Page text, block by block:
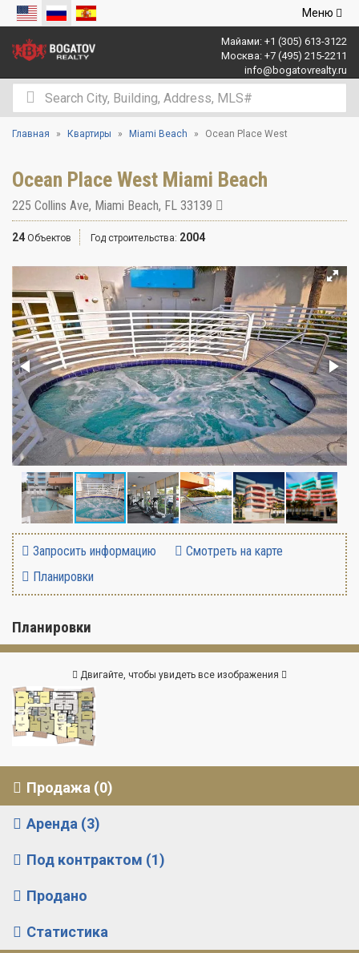
Открыть
Меню
Майами: +1 (305) 613-3122
Москва: +7 (495) 215-2211
info@bogatovrealty.ru
Главная Квартиры Miami Beach Ocean Place West
Ocean Place West Miami Beach
225 Collins Ave, Miami Beach, FL 33139
24 Объектов Год строительства: 2004
Запросить информацию
Смотреть на карте
Планировки
Планировки
Двигайте, чтобы увидеть все изображения
Продажа (0)
Аренда (3)
Под контрактом (1)
Продано
Статистика